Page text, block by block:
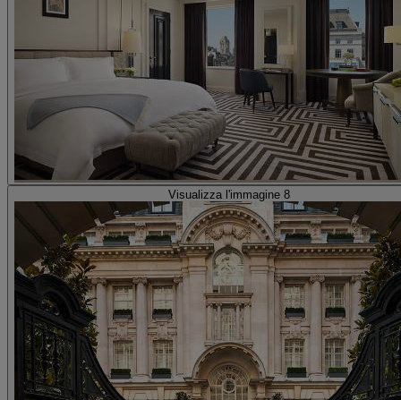
Visualizza l'immagine 8